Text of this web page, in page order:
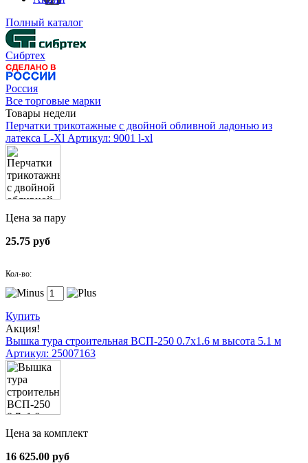
Полный каталог
Сибртех
Россия
Все торговые марки
Товары недели
Перчатки трикотажные с двойной обливной ладонью из
латекса L-Xl Артикул: 9001 l-xl
Цена за пару
25.75 руб
Кол-во:
Купить
Акция!
Вышка тура строительная ВСП-250 0.7х1.6 м высота 5.1 м
Артикул: 25007163
Цена за комплект
16 625.00 руб